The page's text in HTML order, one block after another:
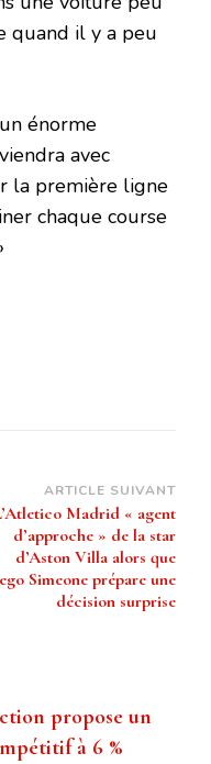
quand il y a peu
énorme
avec
la première ligne
chaque course
ARTICLE SUIVANT
Madrid « agent
d’approche » de la star
d’Aston Villa alors que
Simeone prépare une
décision surprise
propose un
à 6 %